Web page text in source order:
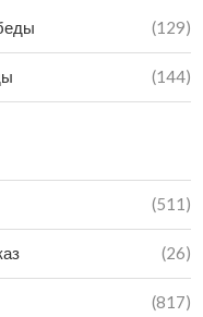
(129)
(144)
(511)
(26)
(817)